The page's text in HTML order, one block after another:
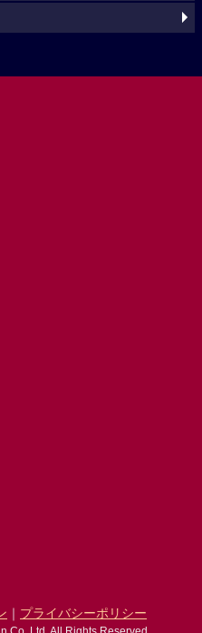
｜ プライバシーポリシー
Co.,Ltd. All Rights Reserved.